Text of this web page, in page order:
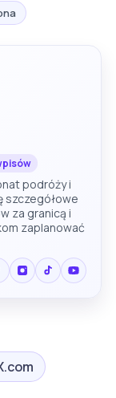
podróży i
szczegółowe
za granicą i
zaplanować